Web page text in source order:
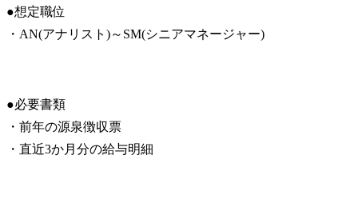
●想定職位
・AN(アナリスト)～SM(シニアマネージャー)
●必要書類
・前年の源泉徴収票
・直近3か月分の給与明細